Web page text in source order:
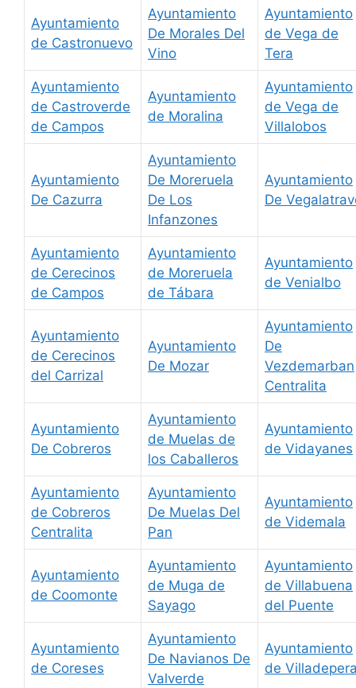
Ayuntamiento
de Castronuevo
Ayuntamiento
De Morales Del
Vino
Ayuntamiento
de Vega de
Tera
Ayuntamiento
de Castroverde
de Campos
Ayuntamiento
de Moralina
Ayuntamiento
de Vega de
Villalobos
Ayuntamiento
De Cazurra
Ayuntamiento
De Moreruela
De Los
Infanzones
Ayuntamiento
De
Ayuntamiento
de Cerecinos
de Campos
Ayuntamiento
de Moreruela
de Tábara
Ayuntamiento
de Venialbo
Ayuntamiento
de Cerecinos
del Carrizal
Ayuntamiento
De Mozar
Ayuntamiento
De
Vezdemarban
Centralita
Ayuntamiento
De Cobreros
Ayuntamiento
de Muelas de
los Caballeros
Ayuntamiento
de Vidayanes
Ayuntamiento
de Cobreros
Centralita
Ayuntamiento
De Muelas Del
Pan
Ayuntamiento
de Videmala
Ayuntamiento
de Coomonte
Ayuntamiento
de Muga de
Sayago
Ayuntamiento
de Villabuena
del Puente
Ayuntamiento
de Coreses
Ayuntamiento
De Navianos De
Valverde
Ayuntamiento
de